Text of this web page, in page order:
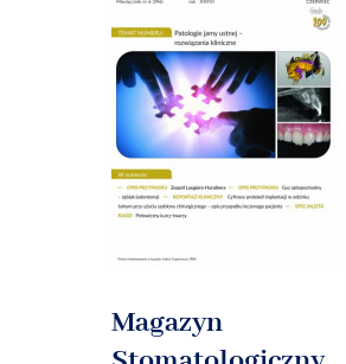
Magazyn